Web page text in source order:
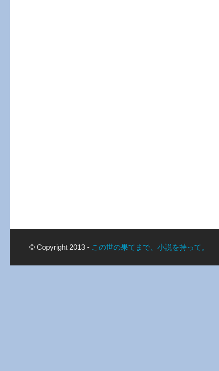
© Copyright 2013 - この世の果てまで、小説を持って。